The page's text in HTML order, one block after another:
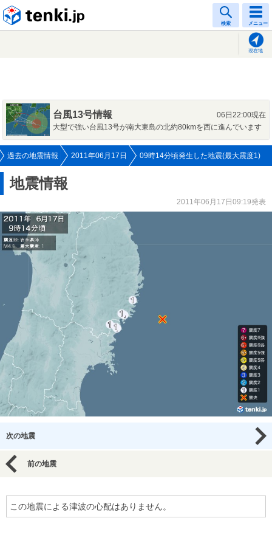
検索 メニュー
現在地
台風13号情報
06日22:00現在
大型で強い台風13号が南大東島の北約80kmを西に進んでいます
過去の地震情報 2011年06月17日 09時14分頃発生した地震(最大震度1)
地震情報
2011年06月17日09:19発表
次の地震
前の地震
この地震による津波の心配はありません。